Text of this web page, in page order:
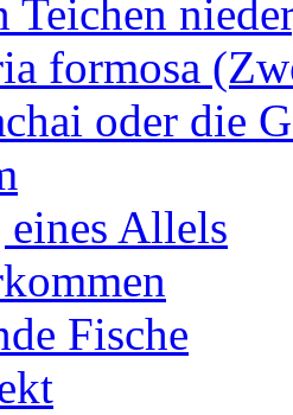
Teichen
formosa
oder die
Allels
Fische